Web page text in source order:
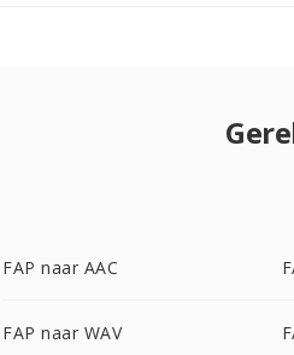
FAP naar AAC
FAP naar WAV